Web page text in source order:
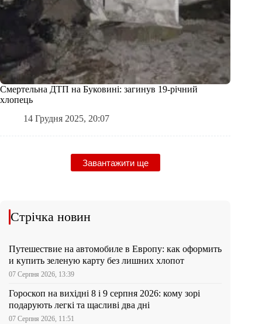
Смертельна ДТП на Буковині: загинув 19-річний
хлопець
14 Грудня 2025, 20:07
Завантажити ще
Стрічка новин
Путешествие на автомобиле в Европу: как оформить
и купить зеленую карту без лишних хлопот
07 Серпня 2026, 13:39
Гороскоп на вихідні 8 і 9 серпня 2026: кому зорі
подарують легкі та щасливі два дні
07 Серпня 2026, 11:51